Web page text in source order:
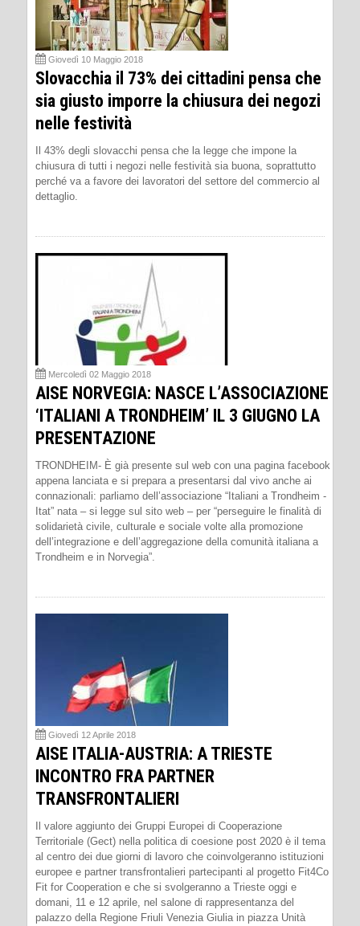
Giovedì 10 Maggio 2018
Slovacchia il 73% dei cittadini pensa che
sia giusto imporre la chiusura dei negozi
nelle festività
Il 43% degli slovacchi pensa che la legge che impone la
chiusura di tutti i negozi nelle festività sia buona, soprattutto
perché va a favore dei lavoratori del settore del commercio al
dettaglio.
Mercoledì 02 Maggio 2018
AISE NORVEGIA: NASCE L’ASSOCIAZIONE
‘ITALIANI A TRONDHEIM’ IL 3 GIUGNO LA
PRESENTAZIONE
TRONDHEIM- È già presente sul web con una pagina facebook
appena lanciata e si prepara a presentarsi dal vivo anche ai
connazionali: parliamo dell’associazione “Italiani a Trondheim -
Itat” nata – si legge sul sito web – per “perseguire le finalità di
solidarietà civile, culturale e sociale volte alla promozione
dell’integrazione e dell’aggregazione della comunità italiana a
Trondheim e in Norvegia”.
Giovedì 12 Aprile 2018
AISE ITALIA-AUSTRIA: A TRIESTE
INCONTRO FRA PARTNER
TRANSFRONTALIERI
Il valore aggiunto dei Gruppi Europei di Cooperazione
Territoriale (Gect) nella politica di coesione post 2020 è il tema
al centro dei due giorni di lavoro che coinvolgeranno istituzioni
europee e partner transfrontalieri partecipanti al progetto Fit4Co
Fit for Cooperation e che si svolgeranno a Trieste oggi e
domani, 11 e 12 aprile, nel salone di rappresentanza del
palazzo della Regione Friuli Venezia Giulia in piazza Unità